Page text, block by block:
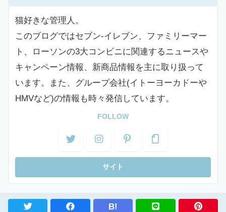
猫好きな管理人。
このブログではセブン-イレブン、ファミリーマー
ト、ローソンの3大コンビニに関連するニュースや
キャンペーン情報、新商品情報を主に取り扱って
います。また、グループ会社(イトーヨーカドーや
HMVなど)の情報も時々発信しています。
FOLLOW
B!